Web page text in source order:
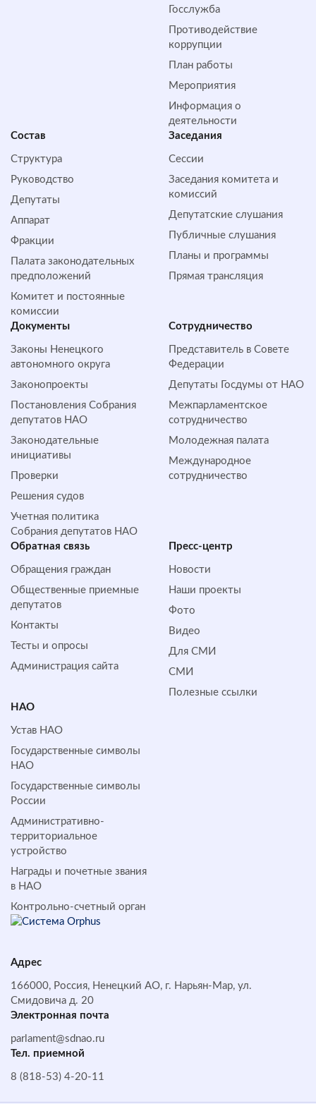
Госслужба
Противодействие
коррупции
План работы
Мероприятия
Информация о
деятельности
Состав
Структура
Руководство
Депутаты
Аппарат
Фракции
Палата законодательных
предположений
Комитет и постоянные
комиссии
Заседания
Сессии
Заседания комитета и
комиссий
Депутатские слушания
Публичные слушания
Планы и программы
Прямая трансляция
Документы
Законы Ненецкого
автономного округа
Законопроекты
Постановления Собрания
депутатов НАО
Законодательные
инициативы
Проверки
Решения судов
Учетная политика
Собрания депутатов НАО
Сотрудничество
Представитель в Совете
Федерации
Депутаты Госдумы от НАО
Межпарламентское
сотрудничество
Молодежная палата
Международное
сотрудничество
Обратная cвязь
Обращения граждан
Общественные приемные
депутатов
Контакты
Тесты и опросы
Администрация сайта
Пресс-центр
Новости
Наши проекты
Фото
Видео
Для СМИ
СМИ
Полезные ссылки
НАО
Устав НАО
Государственные символы
НАО
Государственные символы
России
Административно-
территориальное
устройство
Награды и почетные звания
в НАО
Контрольно-счетный орган
Адрес
166000, Россия, Ненецкий АО, г. Нарьян-Мар, ул.
Смидовича д. 20
Электронная почта
parlament@sdnao.ru
Тел. приемной
8 (818-53) 4-20-11